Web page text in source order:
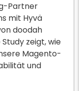
Partner
mit Hyvä
doodah
zeigt, wie
Magento-
und